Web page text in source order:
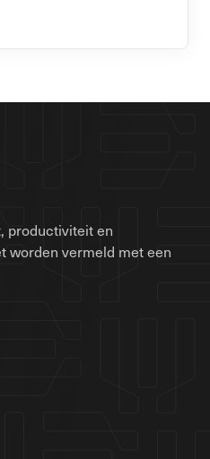
productiviteit en
worden vermeld met een